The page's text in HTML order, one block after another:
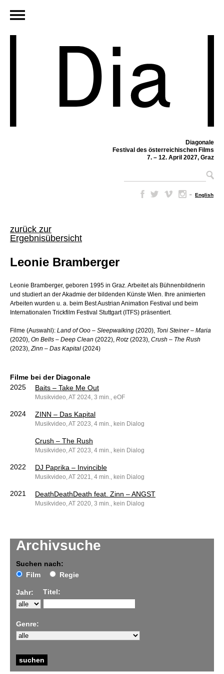
Diagonale
Festival des österreichischen Films
7. – 12. April 2027, Graz
– English
zurück zur
Ergebnisübersicht
Archivsuche
Suchen nach:
Film
Regie
Jahr: Titel:
Genre:
Leonie Bramberger
Leonie Bramberger, geboren 1995 in Graz. Arbeitet als Bühnenbildnerin
und studiert an der Akadmie der bildenden Künste Wien. Ihre animierten
Arbeiten wurden u. a. beim Best Austrian Animation Festival und beim
Internationalen Trickfilm Festival Stuttgart (ITFS) präsentiert.
Filme (Auswahl): Land of Ooo – Sleepwalking (2020), Toni Steiner – Maria
(2020), On Bells – Deep Clean (2022), Rotz (2023), Crush – The Rush
(2023),Zinn – Das Kapital (2024)
Filme bei der Diagonale
2025
Baits – Take Me Out
Musikvideo, AT 2024, 3 min., eOF
2024 ZINN – Das Kapital
Musikvideo, AT 2023, 4 min., kein Dialog
Crush – The Rush
Musikvideo, AT 2023, 4 min., kein Dialog
2022 DJ Paprika – Invincible
Musikvideo, AT 2021, 4 min., kein Dialog
2021 DeathDeathDeath feat. Zinn – ANGST
Musikvideo, AT 2020, 3 min., kein Dialog